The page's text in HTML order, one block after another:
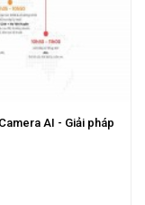
AI - Giải pháp